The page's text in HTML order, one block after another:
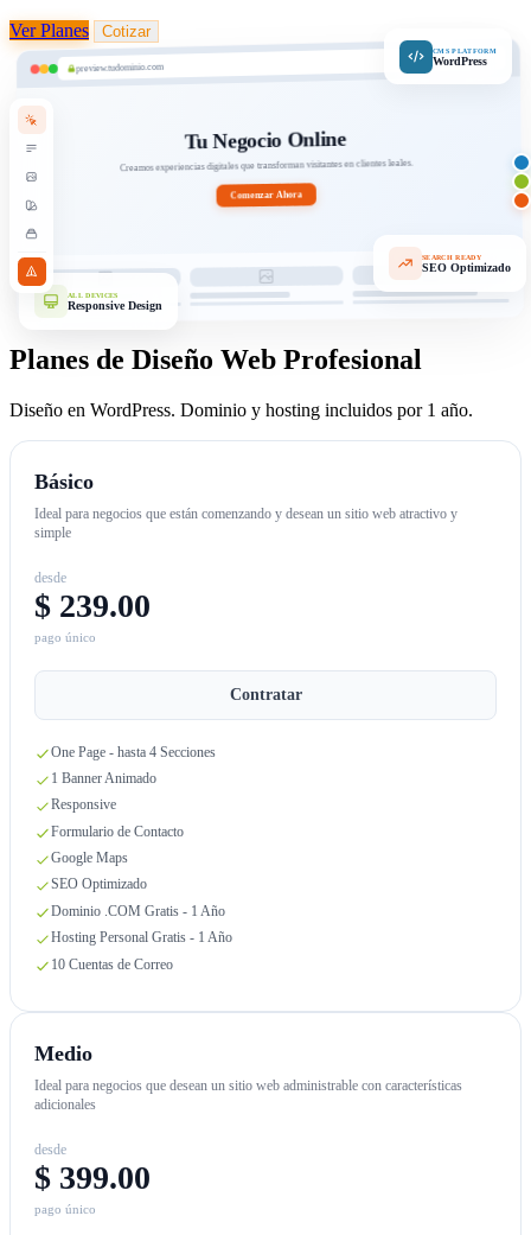
Ver Planes Cotizar
CMS PLATFORM
WordPress
ALL DEVICES
Responsive Design
SEARCH READY
SEO Optimizado
preview.tudominio.com
Tu Negocio Online
Creamos experiencias digitales que transforman visitantes en clientes leales.
Comenzar Ahora
Planes de Diseño Web Profesional
Diseño en WordPress. Dominio y hosting incluidos por 1 año.
Básico
Ideal para negocios que están comenzando y desean un sitio web atractivo y
simple
desde
$ 239.00
pago único
Contratar
One Page - hasta 4 Secciones
1 Banner Animado
Responsive
Formulario de Contacto
Google Maps
SEO Optimizado
Dominio .COM Gratis - 1 Año
Hosting Personal Gratis - 1 Año
10 Cuentas de Correo
Medio
Ideal para negocios que desean un sitio web administrable con características
adicionales
desde
$ 399.00
pago único